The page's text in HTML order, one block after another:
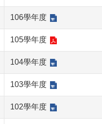
106學年度
105學年度
104學年度
103學年度
102學年度